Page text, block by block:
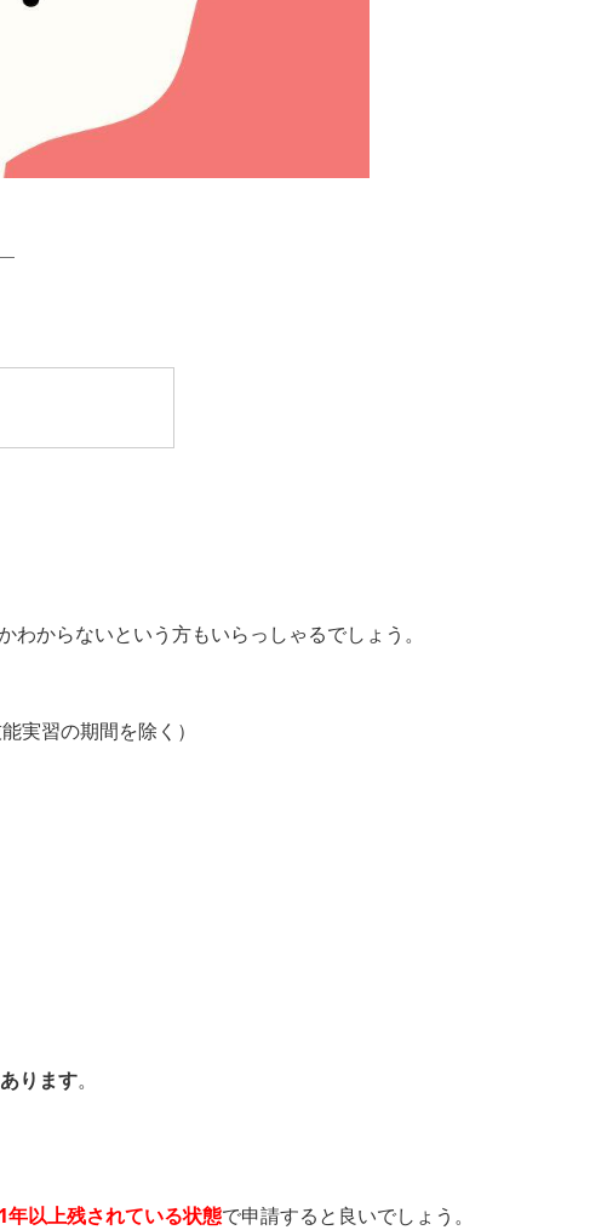
からないという方もいらっしゃるでしょう。
実習の期間を除く）
ります。
以上残されている状態で申請すると良いでしょう。